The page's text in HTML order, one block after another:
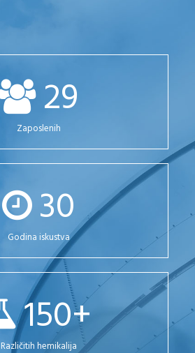
29
Zaposlenih
30
Godina iskustva
150+
Različitih hemikalija